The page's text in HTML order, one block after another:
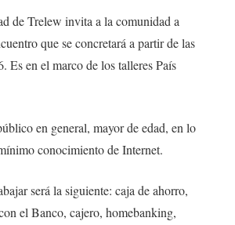
de Trelew invita a la comunidad a
que se concretará a partir de las
Es en el marco de los talleres País
en general, mayor de edad, en lo
conocimiento de Internet.
será la siguiente: caja de ahorro,
el Banco, cajero, homebanking,